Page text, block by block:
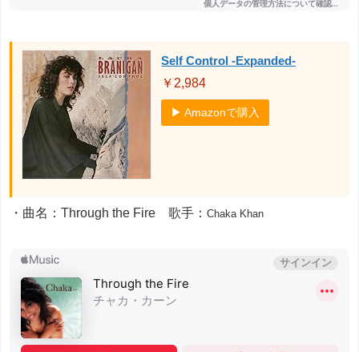
Self Control -Expanded-
￥2,984
▶ Amazonで購入
・曲名：Through the Fire 歌手：Chaka Khan